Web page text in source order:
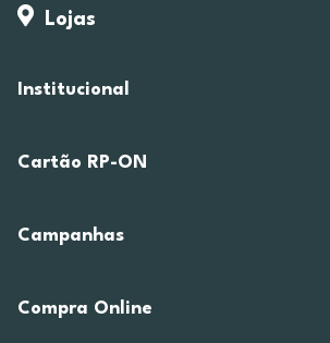
Lojas
Institucional
Cartão RP-ON
Campanhas
Compra Online